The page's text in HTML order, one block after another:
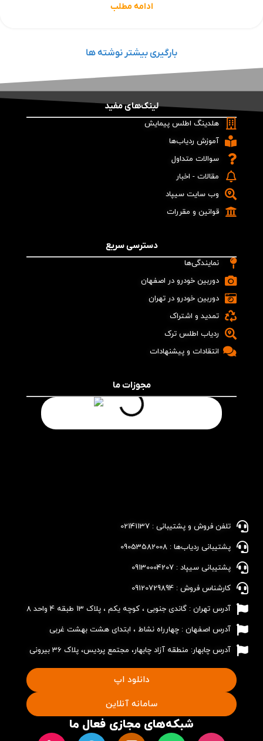
ادامه مطلب
بارگیری بیشتر نوشته ها
لینک‌های مفید
هلدینگ اطلس پیمایش
آموزش ردیاب‌ها
سوالات متداول
مقالات - اخبار
وب سایت سیپاد
قوانین و مقررات
دسترسی سریع
نمایندگی‌ها
دوربین خودرو در اصفهان
دوربین خودرو در تهران
تمدید و اشتراک
ردیاب اطلس ترک
انتقادات و پیشنهادات
مجوزات ما
تلفن فروش و پشتیبانی : 02141137​
پشتیبانی ردیاب‌ها : 09053582008​
پشتیبانی سیپاد : 09130004207​
کارشناس فروش : 09120729894​
آدرس تهران : گاندی جنوبی ، کوچه یکم ، پلاک 13 طبقه 4 واحد 8
آدرس اصفهان : چهارراه نشاط ، ابتدای هشت بهشت غربی
آدرس چابهار: منطقه آزاد چابهار، مجتمع پردیس، پلاک 36 بیرونی
دانلود اپ
سامانه آنلاین
شبکه‌های مجازی فعال ما